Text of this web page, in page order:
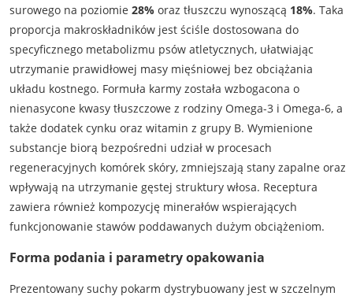
surowego na poziomie 28%oraz tłuszczu wynoszącą 18%. Taka
proporcja makroskładników jest ściśle dostosowana do
specyficznego metabolizmu psów atletycznych, ułatwiając
utrzymanie prawidłowej masy mięśniowej bez obciążania
układu kostnego. Formuła karmy została wzbogacona o
nienasycone kwasy tłuszczowe z rodziny Omega-3 i Omega-6, a
także dodatek cynku oraz witamin z grupy B. Wymienione
substancje biorą bezpośredni udział w procesach
regeneracyjnych komórek skóry, zmniejszają stany zapalne oraz
wpływają na utrzymanie gęstej struktury włosa. Receptura
zawiera również kompozycję minerałów wspierających
funkcjonowanie stawów poddawanych dużym obciążeniom.
Forma podania i parametry opakowania
Prezentowany suchy pokarm dystrybuowany jest w szczelnym